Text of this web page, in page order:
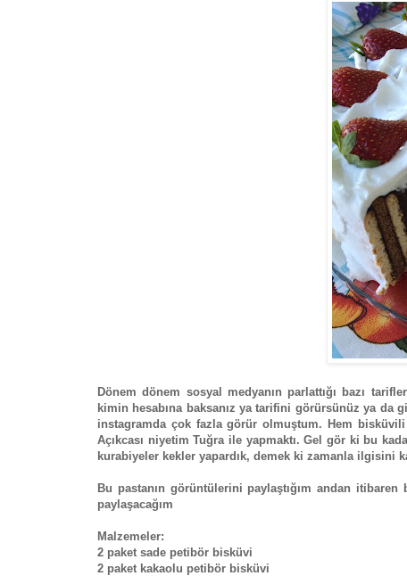
Dönem dönem sosyal medyanın parlattığı bazı
kimin hesabına baksanız ya tarifini görürsünüz ya da
instagramda çok fazla görür olmuştum. Hem
Açıkcası niyetim Tuğra ile yapmaktı. Gel gör ki bu
kurabiyeler kekler yapardık, demek ki zamanla ilgisini
Bu pastanın görüntülerini paylaştığım andan
paylaşacağım
Malzemeler:
2 paket sade petibör bisküvi
2 paket kakaolu petibör bisküvi